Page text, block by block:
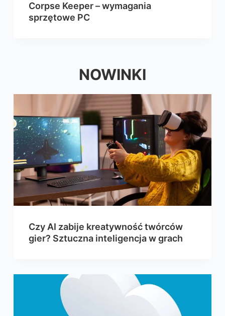
Corpse Keeper – wymagania
sprzętowe PC
NOWINKI
Czy AI zabije kreatywność twórców
gier? Sztuczna inteligencja w grach